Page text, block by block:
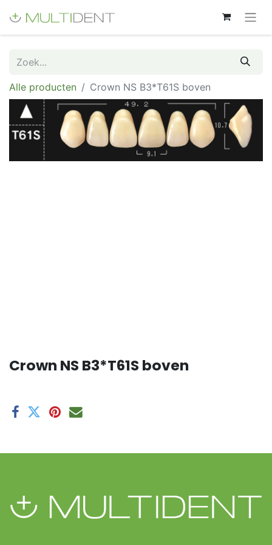
Alle producten Crown NS B3*T61S boven
Crown NS B3*T61S boven